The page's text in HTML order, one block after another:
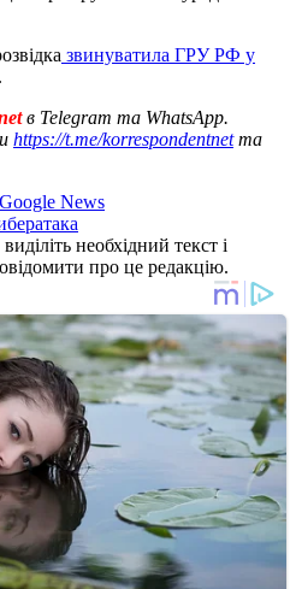
звинуватила ГРУ РФ у
.
в Telegram та WhatsApp.
https://t.me/korrespondentnetта
News
необхідний текст і
про це редакцію.